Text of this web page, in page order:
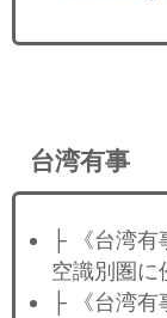
台湾有事
├ 《台湾
空識別圏に
├ 《台湾